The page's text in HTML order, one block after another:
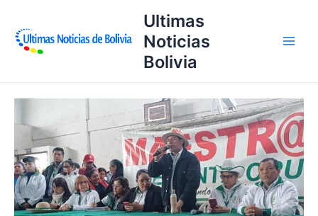
contenido
Ultimas
Noticias
Bolivia
urbano
avances
en
diálogo
con